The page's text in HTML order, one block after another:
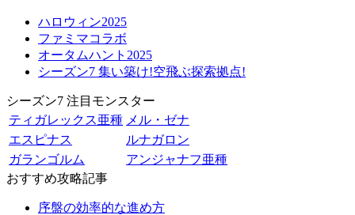
ハロウィン2025
ファミマコラボ
オータムハント2025
シーズン7 集い築け!空飛ぶ探索拠点!
シーズン7 注目モンスター
ティガレックス亜種 メル・ゼナ
エスピナス
ルナガロン
ガランゴルム
アンジャナフ亜種
おすすめ攻略記事
序盤の効率的な進め方